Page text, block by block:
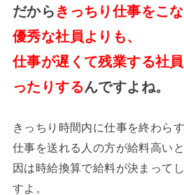
だから きっちり仕事をこ
優秀な社員よりも、
仕事が遅くて残業する社
ったりするんですよね。
きっちり時間内に仕事を終わら
仕事を送れる人の方が給料高い
因は時給換算で給料が決まって
すよ。